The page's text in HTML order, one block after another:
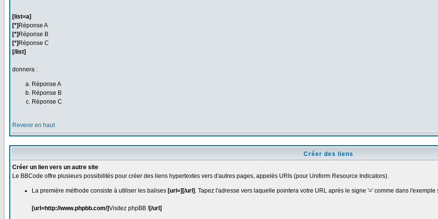
[list=a]
[*] Réponse A
[*] Réponse B
[*] Réponse C
[/list]
donnera :
Réponse A
Réponse B
Réponse C
Revenir en haut
Créer des liens
Créer un lien vers un autre site
Le BBCode offre plusieurs possibilités pour créer des liens hypertextes vers d'autres pages, appelés URIs (pour Uniform Resource Indicators).
La première méthode consiste à utiliser les balises [url=][/url] . Tapez l'adresse vers laquelle pointera votre URL après le signe '=' comme dans l'exemple
[url=http://www.phpbb.com/]Visitez phpBB ![/url]